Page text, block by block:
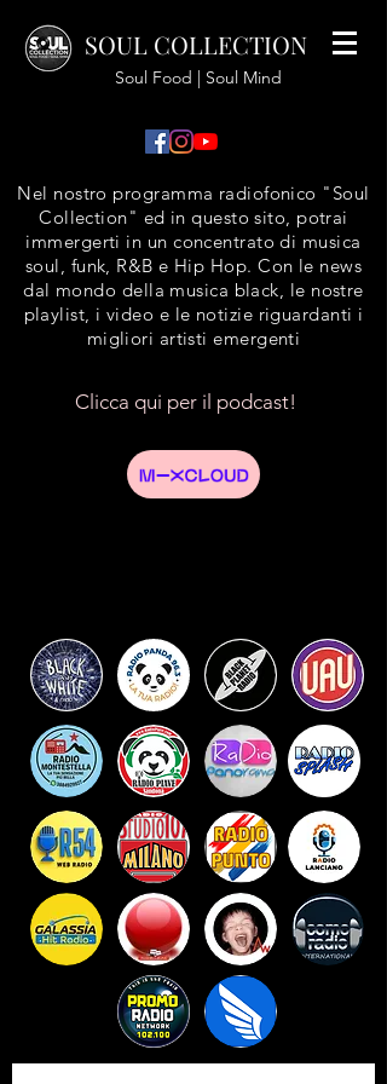
SOUL COLLECTION
Soul Food | Soul Mind
Nel nostro programma radiofonico "Soul
Collection" ed in questo sito, potrai
immergerti in un concentrato di musica
soul, funk, R&B e Hip Hop. Con le news
dal mondo della musica black, le nostre
playlist, i video e le notizie riguardanti i
migliori artisti emergenti
Clicca qui per il podcast!